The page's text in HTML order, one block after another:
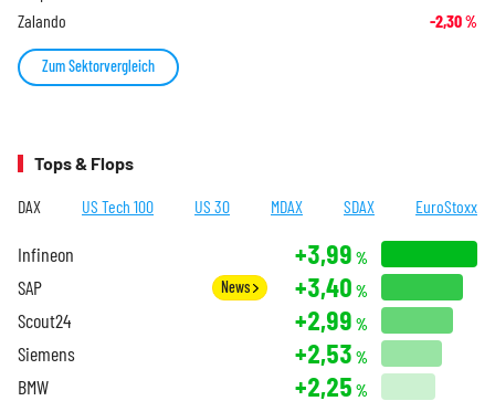
Zalando -2,30%
Zum Sektorvergleich
Tops & Flops
DAX US Tech 100 US 30 MDAX SDAX EuroStoxx
Infineon +3,99 %
SAP News +3,40 %
Scout24 +2,99 %
Siemens +2,53 %
BMW +2,25 %